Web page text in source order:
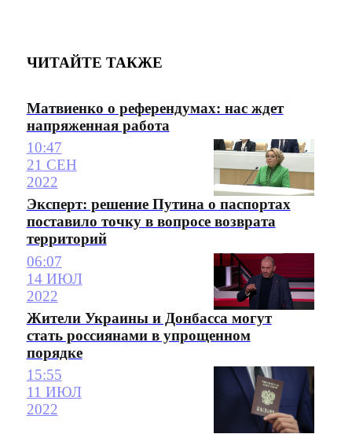
ЧИТАЙТЕ ТАКЖЕ
Матвиенко о референдумах: нас ждет
напряженная работа
10:47
21 СЕН
2022
Эксперт: решение Путина о паспортах
поставило точку в вопросе возврата
территорий
06:07
14 ИЮЛ
2022
Жители Украины и Донбасса могут
стать россиянами в упрощенном
порядке
15:55
11 ИЮЛ
2022